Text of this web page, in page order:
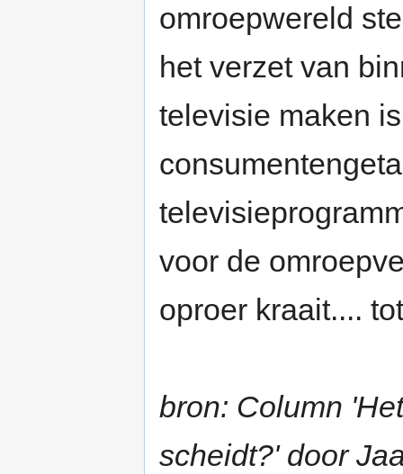
omroepwereld
het verzet van
televisie maken
voor de
oproer kraait....
bron: Column
scheidt?' door